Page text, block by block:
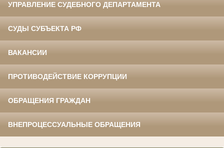
УПРАВЛЕНИЕ СУДЕБНОГО ДЕПАРТАМЕНТА
СУДЫ СУБЪЕКТА РФ
ВАКАНСИИ
ПРОТИВОДЕЙСТВИЕ КОРРУПЦИИ
ОБРАЩЕНИЯ ГРАЖДАН
ВНЕПРОЦЕССУАЛЬНЫЕ ОБРАЩЕНИЯ